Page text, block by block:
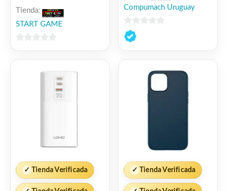
Tienda:
START GAME
Compumach Uruguay
0
de
✓ Tienda Verificada ✓ Tienda Verificada